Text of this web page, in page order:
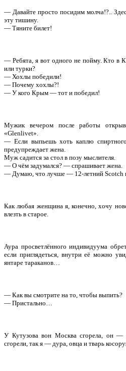
— Давайте просто посидим молча!?..
эту тишину.
— Тяните билет!
— Ребята, я вот одного не пойму. Кто в
или турки?
— Хохлы победили!
— Почему хохлы?!
— У кого Крым — тот и победил!
Мужик вечером после работы
«Glenlivet».
— Если выпьешь хоть каплю
предупреждает жена.
Муж садится за стол в позу мыслителя.
— О чём задумался? — спрашивает жена.
— Думаю, что лучше — 12-летний Scotch
Как любая женщина я, конечно, хочу
влезть в старое.
Аура просветлённого индивидуума
если приглядеться, внутри её можно
янтаре тараканов…
— Как вы смотрите на то, чтобы выпить?
— Пристально…
У Кутузова вон Москва сгорела, он —
сгорели, так я — дура, овца и тварь